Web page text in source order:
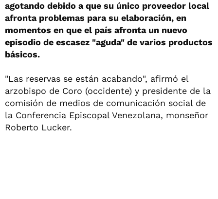
agotando debido a que su único proveedor local
afronta problemas para su elaboración, en
momentos en que el país afronta un nuevo
episodio de escasez "aguda" de varios productos
básicos.
"Las reservas se están acabando", afirmó el
arzobispo de Coro (occidente) y presidente de la
comisión de medios de comunicación social de
la Conferencia Episcopal Venezolana, monseñor
Roberto Lucker.